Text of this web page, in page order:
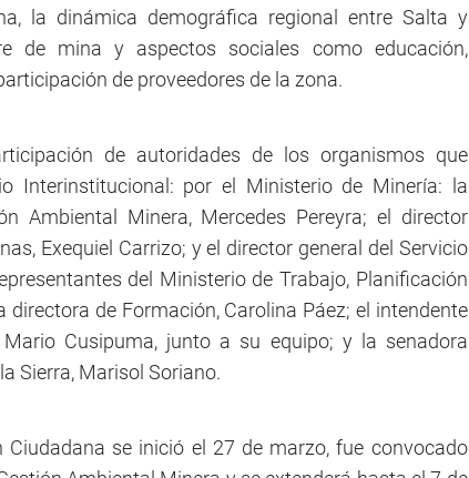
la dinámica demográfica regional entre Salta y
de mina y aspectos sociales como educación,
de proveedores de la zona.
de autoridades de los organismos que
Interinstitucional: por el Ministerio de Minería: la
Ambiental Minera, Mercedes Pereyra; el director
Exequiel Carrizo; y el director general del Servicio
del Ministerio de Trabajo, Planificación
directora de Formación, Carolina Páez; el intendente
Cusipuma, junto a su equipo; y la senadora
Sierra, Marisol Soriano.
Ciudadana se inició el 27 de marzo, fue convocado